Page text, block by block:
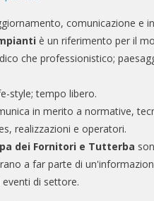
comunicazione e
è un riferimento per il
che professionistico;
style; tempo libero.
in merito a normative,
realizzazioni e operatori.
dei Fornitori e Tutterba
a far parte di
di settore.